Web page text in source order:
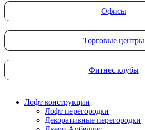
Офисы
Торговые центры
Фитнес клубы
Лофт конструкции
Лофт перегородки
Декоративные перегородки